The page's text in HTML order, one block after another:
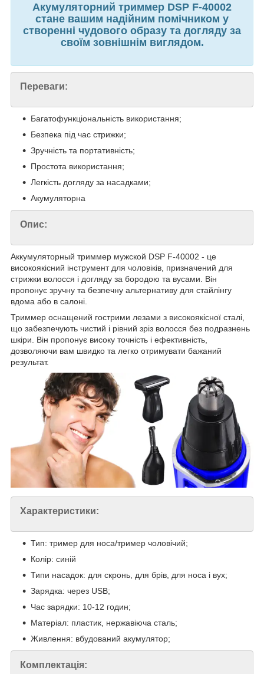
Акумуляторний триммер DSP F-40002
стане вашим надійним помічником у
створенні чудового образу та догляду за
своїм зовнішнім виглядом.
Переваги:
Багатофункціональність використання;
Безпека під час стрижки;
Зручність та портативність;
Простота використання;
Легкість догляду за насадками;
Акумуляторна
Опис:
Аккумуляторный триммер мужской DSP F-40002 - це
високоякісний інструмент для чоловіків, призначений для
стрижки волосся і догляду за бородою та вусами. Він
пропонує зручну та безпечну альтернативу для стайлінгу
вдома або в салоні.
Триммер оснащений гострими лезами з високоякісної сталі,
що забезпечують чистий і рівний зріз волосся без подразнень
шкіри. Він пропонує високу точність і ефективність,
дозволяючи вам швидко та легко отримувати бажаний
результат.
Характеристики:
Тип: тример для носа/тример чоловічий;
Колір: синій
Типи насадок: для скронь, для брів, для носа і вух;
Зарядка: через USB;
Час зарядки: 10-12 годин;
Матеріал: пластик, нержавіюча сталь;
Живлення: вбудований акумулятор;
Комплектація: